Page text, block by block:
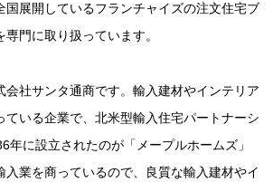
国展開しているフランチャイズの注文住宅ブ
門に取り扱っています。
会社サンタ通商です。輸入建材やインテリア
ている企業で、北米型輸入住宅パートナーシ
年に設立されたのが「メープルホームズ」
入業を商っているので、良質な輸入建材やイ